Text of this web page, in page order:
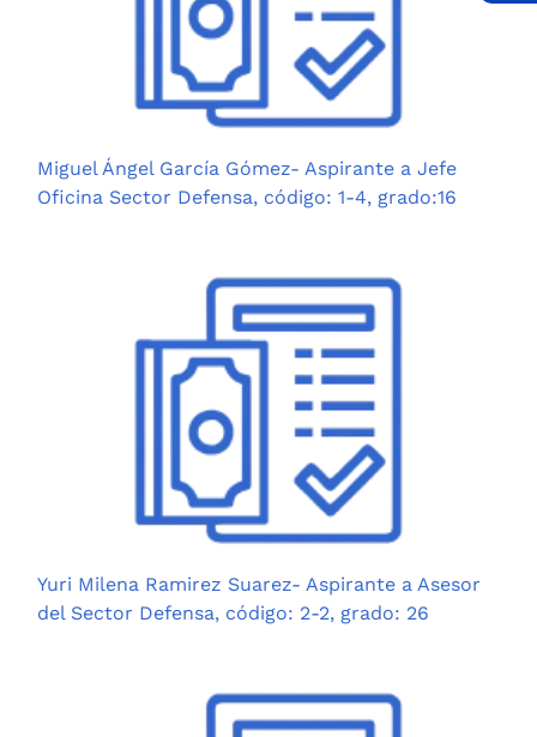
Miguel Ángel García Gómez- Aspirante a Jefe
Oficina Sector Defensa, código: 1-4, grado:16
Yuri Milena Ramirez Suarez- Aspirante a Asesor
del Sector Defensa, código: 2-2, grado: 26